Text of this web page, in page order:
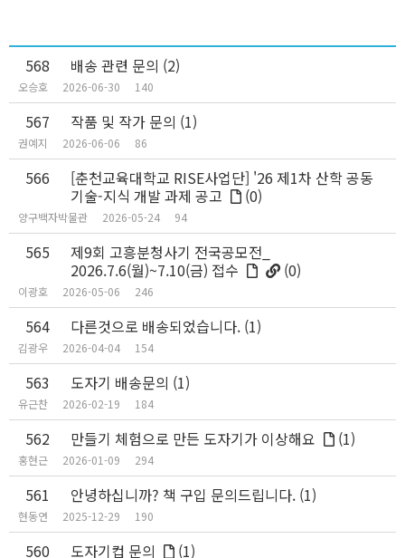
568 배송 관련 문의 (2)
오승호 2026-06-30 140
567 작품 및 작가 문의 (1)
권예지 2026-06-06 86
566
[춘천교육대학교 RISE사업단] '26 제1차 산학 공동
기술-지식 개발 과제 공고
(0)
양구백자박물관 2026-05-24 94
565
제9회 고흥분청사기 전국공모전_
2026.7.6(월)~7.10(금) 접수
(0)
이광호 2026-05-06 246
564 다른것으로 배송되었습니다. (1)
김광우 2026-04-04 154
563 도자기 배송문의 (1)
유근찬 2026-02-19 184
562 만들기 체험으로 만든 도자기가 이상해요 (1)
홍현근 2026-01-09 294
561 안녕하십니까? 책 구입 문의드립니다. (1)
현동연 2025-12-29 190
560 도자기컵 문의 (1)